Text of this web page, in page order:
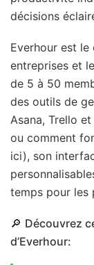
décisions
Everhour est
entreprises et
de 5 à 50
des outils de
Asana, Trello
ou comment
ici), son
temps pour les
🔎 Découvrez
d’Everhour: